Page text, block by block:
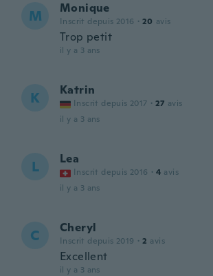
M Monique
Inscrit depuis 2016 · 20 avis
Trop petit
il y a 3 ans
K Katrin
Inscrit depuis 2017 · 27 avis
il y a 3 ans
L Lea
Inscrit depuis 2016 · 4 avis
il y a 3 ans
C Cheryl
Inscrit depuis 2019 · 2 avis
Excellent
il y a 3 ans